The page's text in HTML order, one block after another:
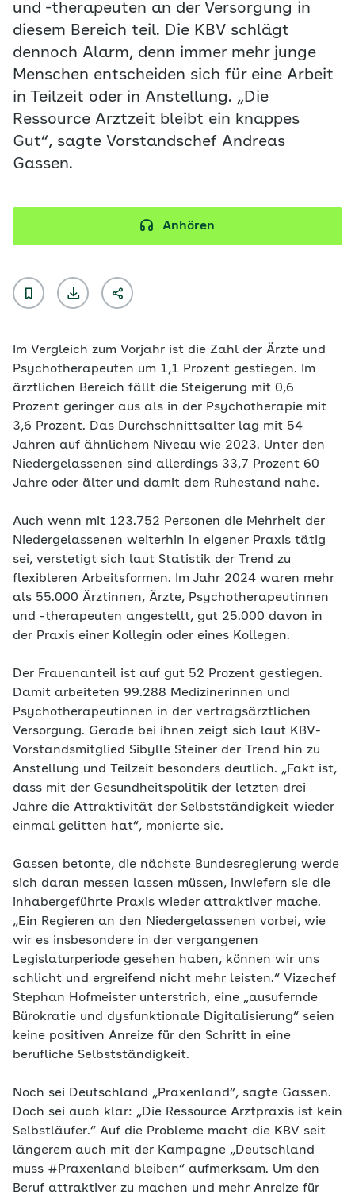
und -therapeuten an der Versorgung in
diesem Bereich teil. Die KBV schlägt
dennoch Alarm, denn immer mehr junge
Menschen entscheiden sich für eine Arbeit
in Teilzeit oder in Anstellung. „Die
Ressource Arztzeit bleibt ein knappes
Gut“, sagte Vorstandschef Andreas
Gassen.
Anhören
Im Vergleich zum Vorjahr ist die Zahl der Ärzte und
Psychotherapeuten um 1,1 Prozent gestiegen. Im
ärztlichen Bereich fällt die Steigerung mit 0,6
Prozent geringer aus als in der Psychotherapie mit
3,6 Prozent. Das Durchschnittsalter lag mit 54
Jahren auf ähnlichem Niveau wie 2023. Unter den
Niedergelassenen sind allerdings 33,7 Prozent 60
Jahre oder älter und damit dem Ruhestand nahe.
Auch wenn mit 123.752 Personen die Mehrheit der
Niedergelassenen weiterhin in eigener Praxis tätig
sei, verstetigt sich laut Statistik der Trend zu
flexibleren Arbeitsformen. Im Jahr 2024 waren mehr
als 55.000 Ärztinnen, Ärzte, Psychotherapeutinnen
und -therapeuten angestellt, gut 25.000 davon in
der Praxis einer Kollegin oder eines Kollegen.
Der Frauenanteil ist auf gut 52 Prozent gestiegen.
Damit arbeiteten 99.288 Medizinerinnen und
Psychotherapeutinnen in der vertragsärztlichen
Versorgung. Gerade bei ihnen zeigt sich laut KBV-
Vorstandsmitglied Sibylle Steiner der Trend hin zu
Anstellung und Teilzeit besonders deutlich. „Fakt ist,
dass mit der Gesundheitspolitik der letzten drei
Jahre die Attraktivität der Selbstständigkeit wieder
einmal gelitten hat“, monierte sie.
Gassen betonte, die nächste Bundesregierung werde
sich daran messen lassen müssen, inwiefern sie die
inhabergeführte Praxis wieder attraktiver mache.
„Ein Regieren an den Niedergelassenen vorbei, wie
wir es insbesondere in der vergangenen
Legislaturperiode gesehen haben, können wir uns
schlicht und ergreifend nicht mehr leisten.“ Vizechef
Stephan Hofmeister unterstrich, eine „ausufernde
Bürokratie und dysfunktionale Digitalisierung“ seien
keine positiven Anreize für den Schritt in eine
berufliche Selbstständigkeit.
Noch sei Deutschland „Praxenland“, sagte Gassen.
Doch sei auch klar: „Die Ressource Arztpraxis ist kein
Selbstläufer.“ Auf die Probleme macht die KBV seit
längerem auch mit der Kampagne „Deutschland
muss #Praxenland bleiben“ aufmerksam. Um den
Beruf attraktiver zu machen und mehr Anreize für